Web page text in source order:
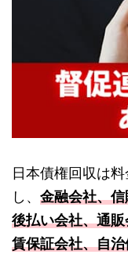
日本債権回収は
し、 金融会社、
後払い会社、通
賃保証会社、自